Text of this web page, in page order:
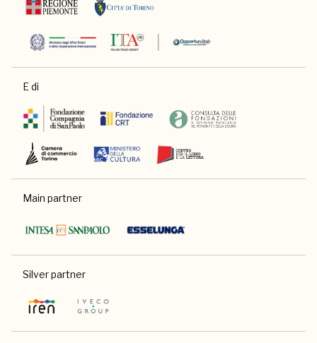
E di
Main partner
Silver partner